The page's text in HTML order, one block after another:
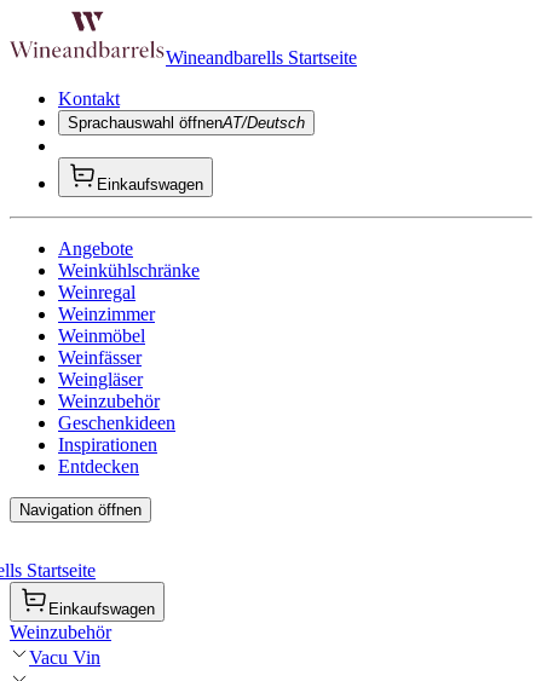
Wineandbarells Startseite
Kontakt
Sprachauswahl öffnenAT/Deutsch
Einkaufswagen
Angebote
Weinkühlschränke
Weinregal
Weinzimmer
Weinmöbel
Weinfässer
Weingläser
Weinzubehör
Geschenkideen
Inspirationen
Entdecken
Navigation öffnen
Startseite
Einkaufswagen
Weinzubehör
Vacu Vin